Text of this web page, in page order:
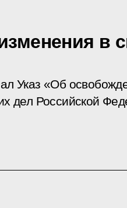
в
Указ «Об
дел Российской